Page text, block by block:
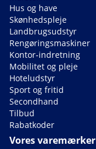
Hus og have
Skønhedspleje
Landbrugsudstyr
Rengøringsmaskiner
Kontor-indretning
Mobilitet og pleje
Hoteludstyr
Sport og fritid
Secondhand
Tilbud
Rabatkoder
Vores varemærker